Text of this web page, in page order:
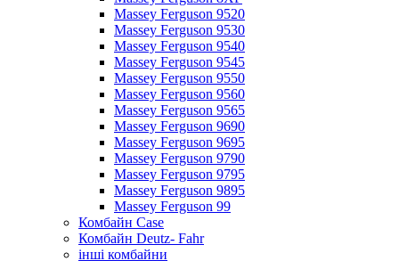
Massey Ferguson 9520
Massey Ferguson 9530
Massey Ferguson 9540
Massey Ferguson 9545
Massey Ferguson 9550
Massey Ferguson 9560
Massey Ferguson 9565
Massey Ferguson 9690
Massey Ferguson 9695
Massey Ferguson 9790
Massey Ferguson 9795
Massey Ferguson 9895
Massey Ferguson 99
Комбайн Case
Комбайн Deutz- Fahr
інші комбайни